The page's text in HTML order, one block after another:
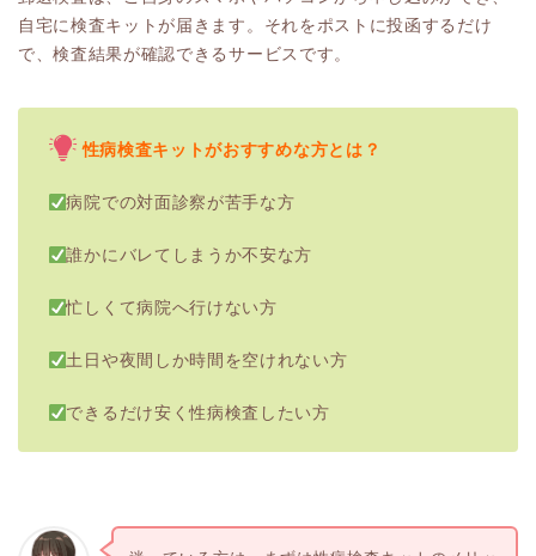
自宅に検査キットが届きます。それをポストに投函するだけ
で、検査結果が確認できるサービスです。
性病検査キットがおすすめな方とは？
病院での対面診察が苦手な方
誰かにバレてしまうか不安な方
忙しくて病院へ行けない方
土日や夜間しか時間を空けれない方
できるだけ安く性病検査したい方